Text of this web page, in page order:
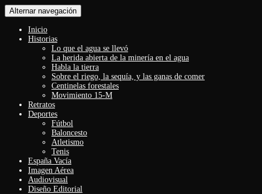
Alternar navegación
Inicio
Historias
Lo que el agua se llevó
La herida abierta de la minería en el agua
Habla la tierra
Sobre el riego, la sequía, y las ganas de comer
Centinelas forestales
Movimiento 15-M
Retratos
Deportes
Fútbol
Baloncesto
Atletismo
Tenis
España Vacía
Imagen Aérea
Audiovisual
Diseño Editorial